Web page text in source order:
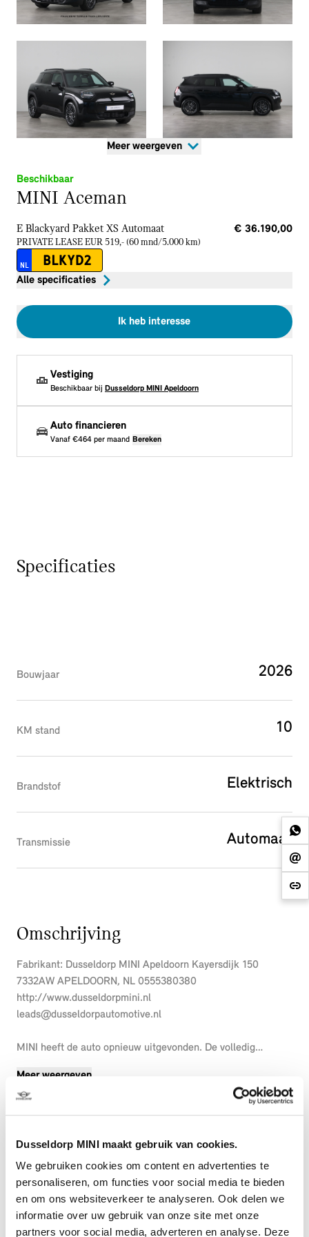
Dusseldorp MINI maakt gebruik van cookies.
We gebruiken cookies om content en advertenties te
personaliseren, om functies voor social media te bieden
en om ons websiteverkeer te analyseren. Ook delen we
informatie over uw gebruik van onze site met onze
partners voor social media, adverteren en analyse. Deze
Meer weergeven
Beschikbaar
MINI Aceman
E Blackyard Pakket XS Automaat € 36.190,00
PRIVATE LEASE EUR 519,- (60 mnd/5.000 km)
NL BLKYD2
Alle specificaties
Ik heb interesse
Vestiging
Beschikbaar bij Dusseldorp MINI Apeldoorn
Auto financieren
Vanaf €464 per maand Bereken
Specificaties
2026
Bouwjaar
10
KM stand
Elektrisch
Brandstof
Automaat
Transmissie
Omschrijving
Fabrikant: Dusseldorp MINI Apeldoorn Kayersdijk 150
7332AW APELDOORN, NL 0555380380
http://www.dusseldorpmini.nl
leads@dusseldorpautomotive.nl
MINI heeft de auto opnieuw uitgevonden. De volledig
onderdeel van de energietransitie met de elektromotor. Dit is
een nieuwe auto, hij is nu direct leverbaar. Een krachtige
Aceman legt bestuurder én bijrijder compleet in de watten
met de verwarmbare voorstoelen. De sportstoelen geven het
interieur van deze Aceman een super strakke en sportieve
uitstraling. Natuurlijk behoren LED koplampen, trailer
assistent, antracietkleurige hemelbekleding, donker getint
glas achter, in delen neerklapbare achterbank en LED-
Meer weergeven